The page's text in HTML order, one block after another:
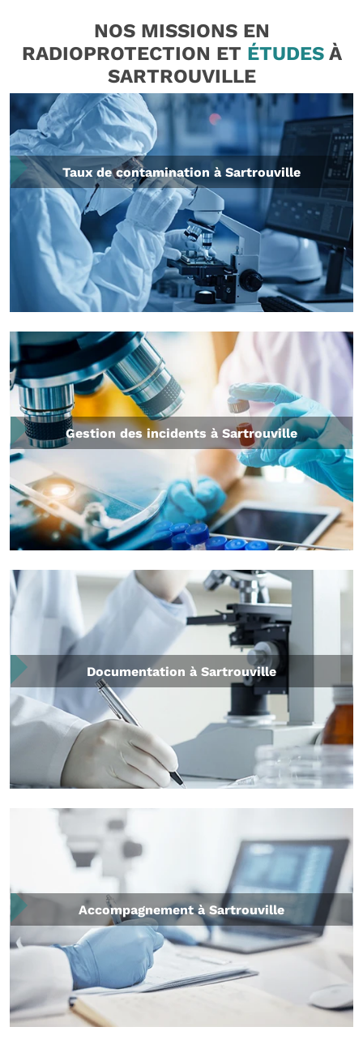
NOS MISSIONS EN
RADIOPROTECTION ET ÉTUDESÀ
SARTROUVILLE
Taux de contamination à Sartrouville
Gestion des incidents à Sartrouville
Documentation à Sartrouville
Accompagnement à Sartrouville